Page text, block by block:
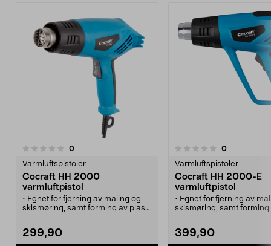
0anmeldelser
Varmluftspistoler
Cocraft HH 2000
varmluftpistol
• Egnet for fjerning av maling og
skismøring, samt forming av plast
to innstillinger.
299,90
0.0 av 5 stjerner 0anmeldelser
Varmluftspistoler
Cocraft HH 2000-E
varmluftpistol
• Egnet for fjerning av
skismøring, samt forming
to innstillinger.
399,90
0.0 av 5 stjerner